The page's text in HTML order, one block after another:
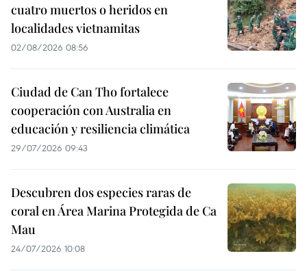
cuatro muertos o heridos en
localidades vietnamitas
02/08/2026 08:56
Ciudad de Can Tho fortalece
cooperación con Australia en
educación y resiliencia climática
29/07/2026 09:43
Descubren dos especies raras de
coral en Área Marina Protegida de Ca
Mau
24/07/2026 10:08